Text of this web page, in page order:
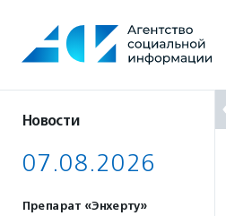
содержанию
Новости
07.08.2026
Препарат «Энхерту»